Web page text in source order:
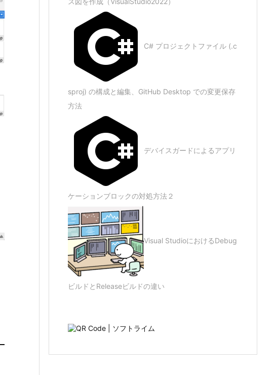
C# プロジェクトファイル (.c
sproj) の構成と編集、GitHub Desktop での変更保存
方法
デバイスガードによるアプリ
ケーションブロックの対処方法２
Visual StudioにおけるDebug
ビルドとReleaseビルドの違い